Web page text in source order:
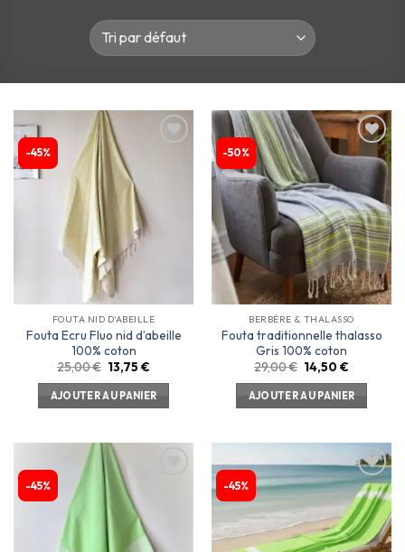
-45%
FOUTA NID D'ABEILLE
Fouta Ecru Fluo nid d’abeille
100% coton
25,00€ 13,75€
AJOUTER AU PANIER
-50%
Ajouter
à la
liste
d’envies
BERBÈRE & THALASSO
Fouta traditionnelle thalasso
Gris 100% coton
29,00€ 14,50€
AJOUTER AU PANIER
-45%
d’envies
-45%
Ajouter
à la
liste
d’envies